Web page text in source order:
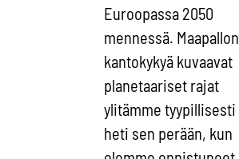
Euroopassa 2050
mennessä. Maapallon
kantokykyä kuvaavat
planetaariset rajat
ylitämme tyypillisesti
heti sen perään, kun